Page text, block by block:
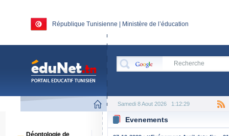
République Tunisienne | Ministère de l’éducation
Samedi 8 Aout 2026 1:12:29
Déontologie de
Evenements